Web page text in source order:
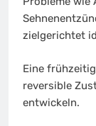
zielgerichtet
Eine
reversible
entwickeln.